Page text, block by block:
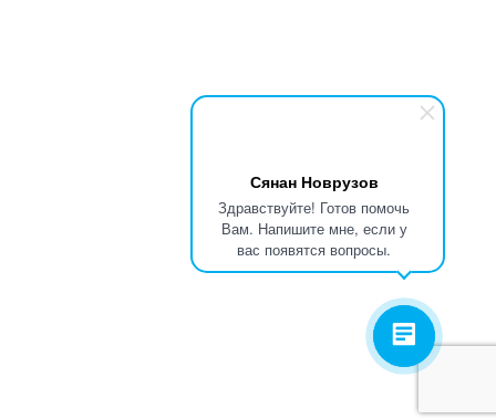
Сянан Новрузов
Здравствуйте! Готов помочь
Вам. Напишите мне, если у
вас появятся вопросы.